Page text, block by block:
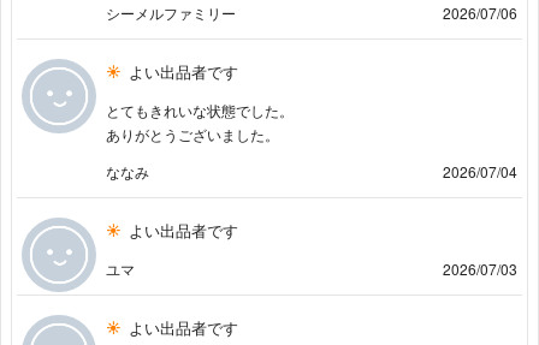
シーメルファミリー
2026/07/06
よい出品者です
とてもきれいな状態でした。
ありがとうございました。
ななみ
2026/07/04
よい出品者です
ユマ 2026/07/03
よい出品者です